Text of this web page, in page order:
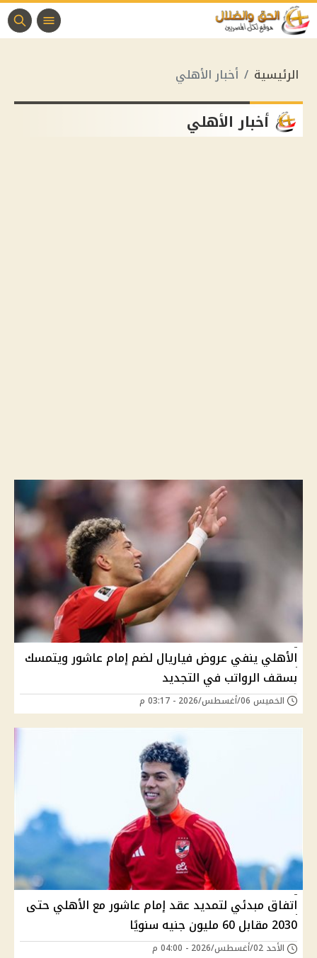
الرئيسية أخبار الأهلي
أخبار الأهلي
الأهلي ينفي عروض فياريال لضم إمام عاشور ويتمسك
بسقف الرواتب في التجديد
الخميس 06/أغسطس/2026 - 03:17 م
اتفاق مبدئي لتمديد عقد إمام عاشور مع الأهلي حتى
2030 مقابل 60 مليون جنيه سنويًا
الأحد 02/أغسطس/2026 - 04:00 م